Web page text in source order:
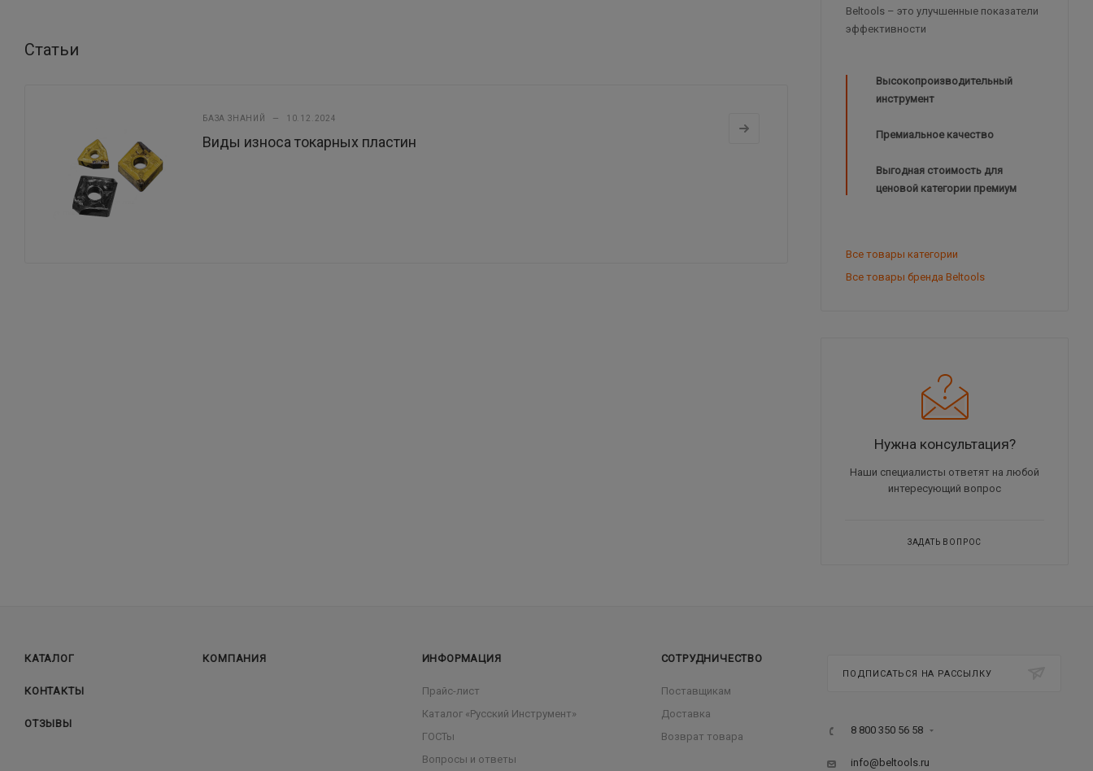
Статьи
БАЗА ЗНАНИЙ — 10.12.2024
Виды износа токарных пластин
Beltools – это улучшенные показатели
эффективности
Высокопроизводительный
инструмент
Премиальное качество
Выгодная стоимость для
ценовой категории премиум
Все товары категории
Все товары бренда Beltools
Нужна консультация?
Наши специалисты ответят на любой
интересующий вопрос
ЗАДАТЬ ВОПРОС
КАТАЛОГ
КОНТАКТЫ
ОТЗЫВЫ
КОМПАНИЯ ИНФОРМАЦИЯ
Прайс-лист
Каталог «Русский Инструмент»
ГОСТы
Вопросы и ответы
СОТРУДНИЧЕСТВО
Поставщикам
Доставка
Возврат товара
ПОДПИСАТЬСЯ НА РАССЫЛКУ
8 800 350 56 58
info@beltools.ru